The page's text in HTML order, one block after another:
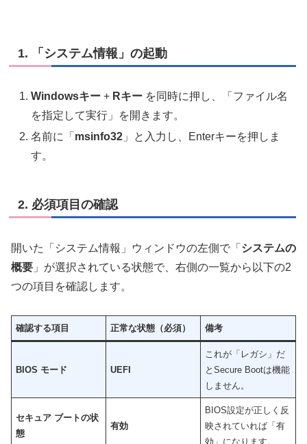
1. 「システム情報」の起動
Windowsキー + Rキー を同時に押し、「ファイル名
を指定して実行」を開きます。
名前に「 msinfo32 」と入力し、Enterキーを押しま
す。
2. 必須項目の確認
開いた「システム情報」ウィンドウの左側で「 システムの
概要 」が選択されている状態で、右側の一覧から以下の2
つの項目を確認します。
確認する項目 正常な状態（必須） 備考
BIOS モード UEFI
これが「レガシ」だ
とSecure Bootは機能
しません。
セキュア ブートの状
態
有効
BIOS設定が正しく反
映されていれば「有
効」になります。